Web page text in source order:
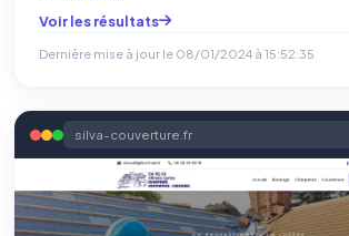
Voir les résultats
Dernière mise à jour le 08/01/2024 à 15:52:35
silva-couverture.fr